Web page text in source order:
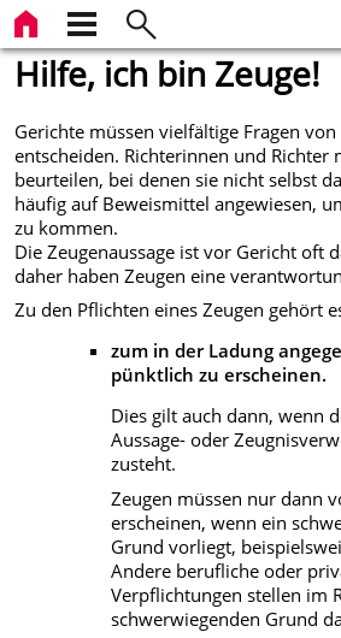
Hilfe, ich bin Zeuge!
Gerichte müssen vielfältige Fragen
entscheiden. Richterinnen und Richter
beurteilen, bei denen sie nicht selbst
häufig auf Beweismittel angewiesen,
zu kommen.
Die Zeugenaussage ist vor Gericht oft
daher haben Zeugen eine
Zu den Pflichten eines Zeugen gehört
zum in der Ladung
pünktlich zu erscheinen.
Dies gilt auch dann, wenn
Aussage- oder
zusteht.
Zeugen müssen nur dann
erscheinen, wenn ein
Grund vorliegt,
Andere berufliche oder
Verpflichtungen stellen im
schwerwiegenden Grund